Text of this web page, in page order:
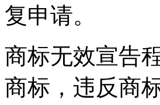
复申请。
商标无效宣告
商标，违反商